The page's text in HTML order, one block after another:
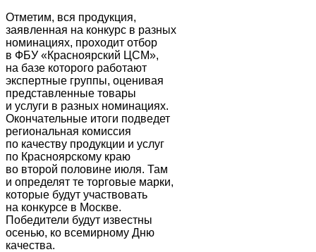
Отметим, вся продукция,
заявленная на конкурс в разных
номинациях, проходит отбор
в ФБУ «Красноярский ЦСМ»,
на базе которого работают
экспертные группы, оценивая
представленные товары
и услуги в разных номинациях.
Окончательные итоги подведет
региональная комиссия
по качеству продукции и услуг
по Красноярскому краю
во второй половине июля. Там
и определят те торговые марки,
которые будут участвовать
на конкурсе в Москве.
Победители будут известны
осенью, ко всемирному Дню
качества.